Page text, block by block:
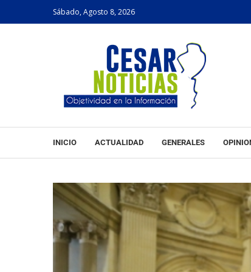
Sábado, Agosto 8, 2026
INICIO ACTUALIDAD GENERALES